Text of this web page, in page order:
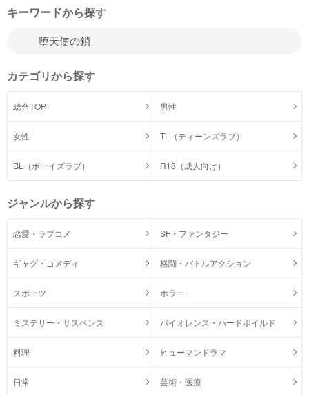
キーワードから探す
カテゴリから探す
総合TOP 男性
女性 TL（ティーンズラブ）
BL（ボーイズラブ） R18（成人向け）
ジャンルから探す
恋愛・ラブコメ SF・ファンタジー
ギャグ・コメディ 格闘・バトルアクション
スポーツ ホラー
ミステリー・サスペンス バイオレンス・ハードボイルド
料理 ヒューマンドラマ
日常 芸術・医療